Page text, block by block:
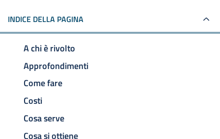
INDICE DELLA PAGINA
A chi è rivolto
Approfondimenti
Come fare
Costi
Cosa serve
Cosa si ottiene